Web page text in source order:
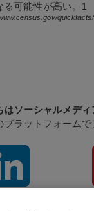
る可能性が高い。1
はソーシャルメデ
プラットフォーム